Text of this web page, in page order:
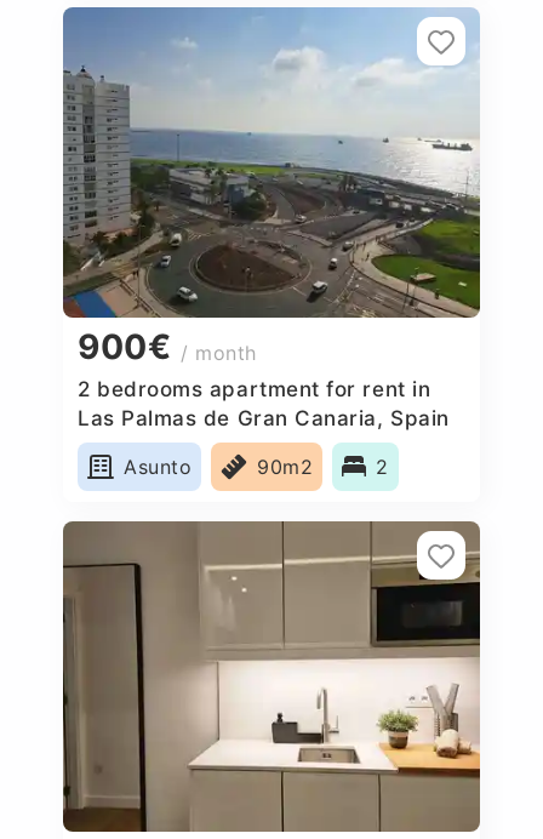
900€ / month
2 bedrooms apartment for rent in
Las Palmas de Gran Canaria, Spain
Asunto
90m2 2